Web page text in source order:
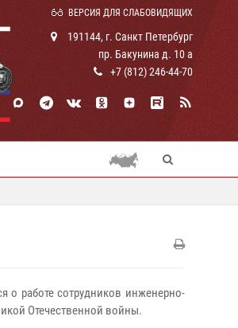
ВЕРСИЯ ДЛЯ СЛАБОВИДЯЩИХ
191144, г. Санкт Петербург
пр. Бакунина д. 10 а
+7 (812) 246-44-70
о работе сотрудников инженерно-
Отечественной войны.